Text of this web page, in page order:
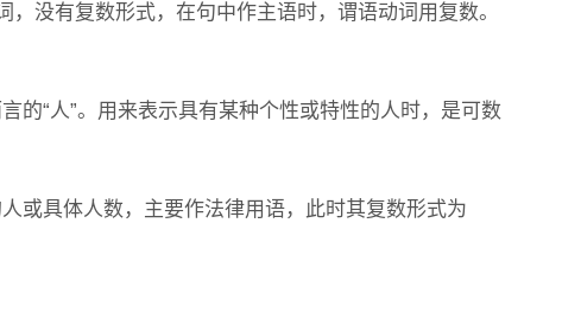
，没有复数形式，在句中作主语时，谓语动词用复数。
的“人”。用来表示具有某种个性或特性的人时，是可数
或具体人数，主要作法律用语，此时其复数形式为